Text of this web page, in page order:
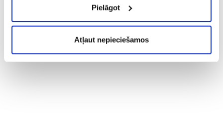
Pielāgot
Atļaut nepieciešamos